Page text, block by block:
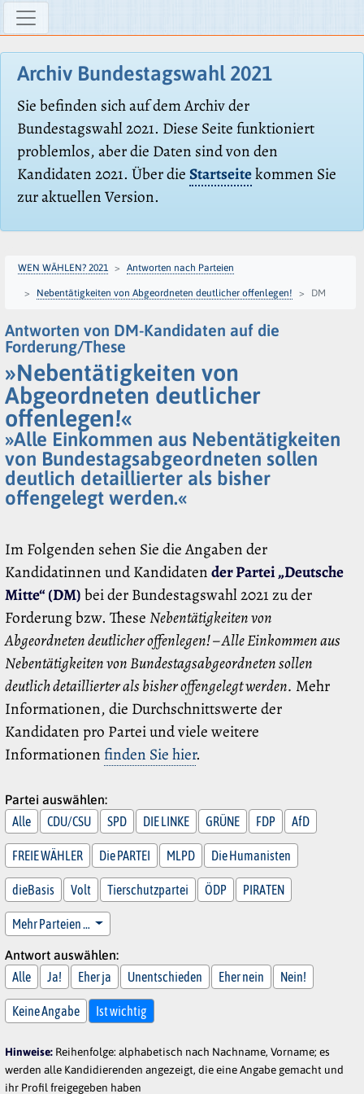
Archiv Bundestagswahl 2021
Sie befinden sich auf dem Archiv der
Bundestagswahl 2021. Diese Seite funktioniert
problemlos, aber die Daten sind von den
Kandidaten 2021. Über dieStartseitekommen Sie
zur aktuellen Version.
WEN WÄHLEN? 2021 Antworten nach Parteien
Nebentätigkeiten von Abgeordneten deutlicher offenlegen! DM
Antworten von DM-Kandidaten auf die
Forderung/These
»Nebentätigkeiten von
Abgeordneten deutlicher
offenlegen!«
»Alle Einkommen aus Nebentätigkeiten
von Bundestagsabgeordneten sollen
deutlich detaillierter als bisher
offengelegt werden.«
Im Folgenden sehen Sie die Angaben der
Kandidatinnen und Kandidatender Partei „Deutsche
Mitte“ (DM)bei der Bundestagswahl 2021 zu der
Forderung bzw. TheseNebentätigkeiten von
Abgeordneten deutlicher offenlegen! – Alle Einkommen aus
Nebentätigkeiten von Bundestagsabgeordneten sollen
deutlich detaillierter als bisher offengelegt werden. Mehr
Informationen, die Durchschnittswerte der
Kandidaten pro Partei und viele weitere
Informationen finden Sie hier.
Partei auswählen:
Alle
CDU/CSU SPD DIE LINKE GRÜNE FDP AfD
FREIE WÄHLER Die PARTEI MLPD Die Humanisten
dieBasis Volt Tierschutzpartei ÖDP PIRATEN
Mehr Parteien …
Antwort auswählen:
Alle
Ja! Eher ja Unentschieden Eher nein Nein!
Keine Angabe Ist wichtig
Hinweise: Reihenfolge: alphabetisch nach Nachname, Vorname; es
werden alle Kandidierenden angezeigt, die eine Angabe gemacht und
ihr Profil freigegeben haben